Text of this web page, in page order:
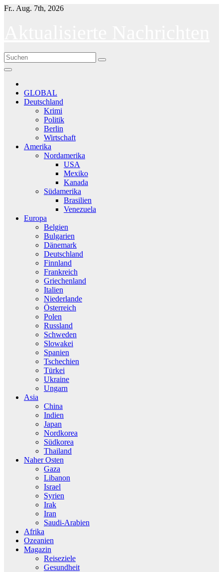
Skip
Fr.. Aug. 7th, 2026
GLOBAL
Deutschland
Krimi
Politik
Berlin
Wirtschaft
Amerika
Nordamerika
USA
Mexiko
Kanada
Südamerika
Brasilien
Venezuela
Europa
Belgien
Bulgarien
Dänemark
Deutschland
Finnland
Frankreich
Griechenland
Italien
Niederlande
Österreich
Polen
Russland
Schweden
Slowakei
Spanien
Tschechien
Türkei
Ukraine
Ungarn
Asia
China
Indien
Japan
Nordkorea
Südkorea
Thailand
Naher Osten
Gaza
Libanon
Israel
Syrien
Irak
Iran
Saudi-Arabien
Afrika
Ozeanien
Magazin
Reiseziele
Gesundheit